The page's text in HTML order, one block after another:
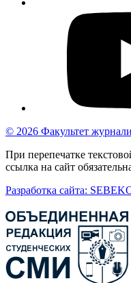
© 2026 Факультет
При перепечатке
ссылка на сайт
Разработка сайта: